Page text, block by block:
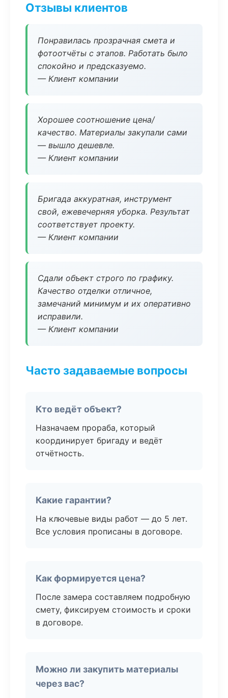
Отзывы клиентов
Понравилась прозрачная смета и
фотоотчёты с этапов. Работать было
спокойно и предсказуемо.
— Клиент компании
Хорошее соотношение цена/
качество. Материалы закупали сами
— вышло дешевле.
— Клиент компании
Бригада аккуратная, инструмент
свой, ежевечерняя уборка. Результат
соответствует проекту.
— Клиент компании
Сдали объект строго по графику.
Качество отделки отличное,
замечаний минимум и их оперативно
исправили.
— Клиент компании
Часто задаваемые вопросы
Кто ведёт объект?
Назначаем прораба, который
координирует бригаду и ведёт
отчётность.
Какие гарантии?
На ключевые виды работ — до 5 лет.
Все условия прописаны в договоре.
Как формируется цена?
После замера составляем подробную
смету, фиксируем стоимость и сроки
в договоре.
Можно ли закупить материалы
через вас?